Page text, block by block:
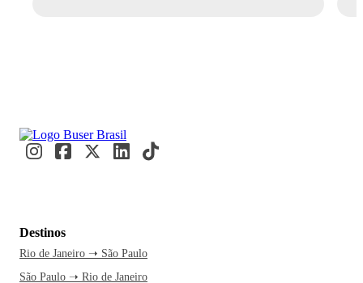
Destinos
Rio de Janeiro ➝ São Paulo
São Paulo ➝ Rio de Janeiro